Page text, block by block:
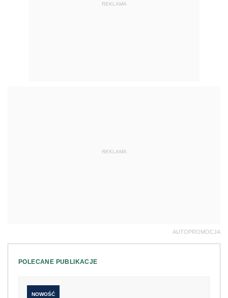
REKLAMA
REKLAMA
AUTOPROMOCJA
POLECANE PUBLIKACJE
NOWOŚĆ